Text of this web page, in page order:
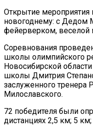
Открытие мероприятия
новогоднему: с Дедом
фейерверком,
Соревнования
школы олимпийского
Новосибирской
школы Дмитрия
заслуженного тренера
Милославского.
72 победителя были
дистанциях 2,5 км; 5